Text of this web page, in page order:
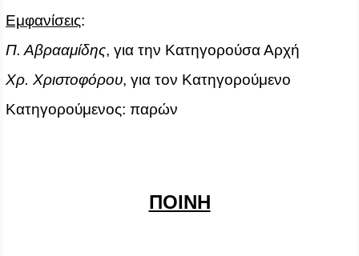
Εμφανίσεις:
Π. Αβρααμίδης, για την Κατηγορούσα Αρχή
Χρ. Χριστοφόρου, για τον Κατηγορούμενο
Κατηγορούμενος: παρών
ΠΟΙΝΗ